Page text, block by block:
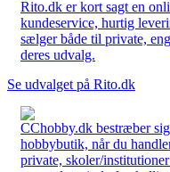
Rito.dk er kort sagt en
kundeservice, hurtig
sælger både til private,
deres udvalg.
Se udvalget på Rito.dk
CChobby.dk bestræber
hobbybutik, når du
private, skoler/